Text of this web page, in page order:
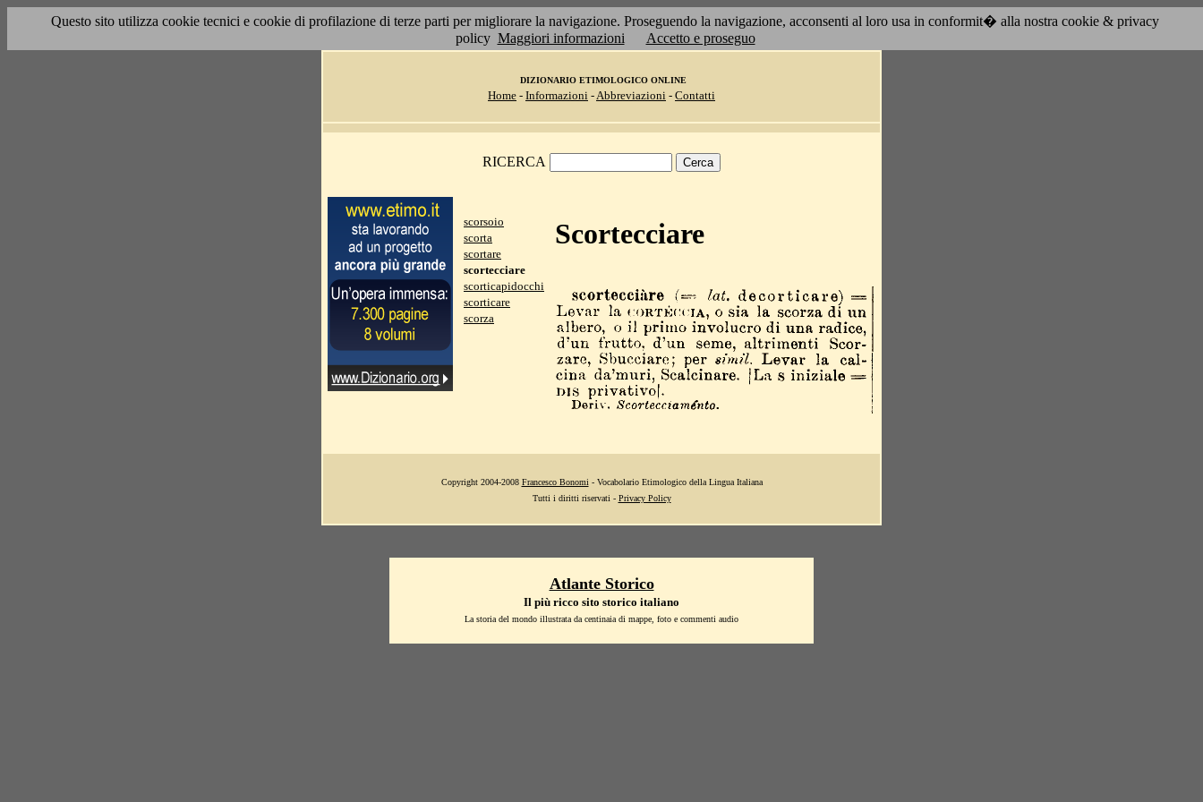
Questo sito utilizza cookie tecnici e cookie di profilazione di terze parti per migliorare la navigazione. Proseguendo la navigazione, acconsenti al loro usa in conformit� alla nostra cookie & privacy
policy Maggiori informazioni Accetto e proseguo
DIZIONARIO ETIMOLOGICO ONLINE
Home - Informazioni -Abbreviazioni - Contatti
RICERCA
scorsoio
scorta
scortare
scortecciare
scorticapidocchi
scorticare
scorza
Scortecciare
Copyright 2004-2008 Francesco Bonomi - Vocabolario Etimologico della Lingua Italiana
Tutti i diritti riservati - Privacy Policy
Atlante Storico
Il più ricco sito storico italiano
La storia del mondo illustrata da centinaia di mappe, foto e commenti audio